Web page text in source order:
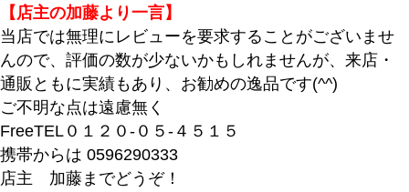
【店主の加藤より一言】
当店では無理にレビューを要求することがございませ
んので、評価の数が少ないかもしれませんが、来店・
通販ともに実績もあり、お勧めの逸品です(^^)
ご不明な点は遠慮無く
FreeTEL０１２０-０５-４５１５
携帯からは 0596290333
店主 加藤までどうぞ！
バンドル販売
予約商品
予約商品のみを表示